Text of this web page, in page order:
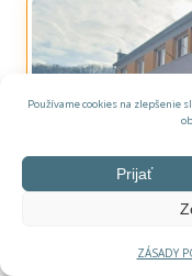
Používame cookies na zlepšenie
Prijať
ZÁSADY
049 11 Plešivec,